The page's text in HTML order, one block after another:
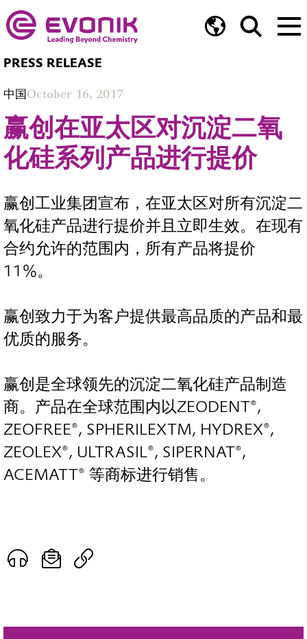
PRESS RELEASE
中国October 16, 2017
赢创在亚太区对沉淀二氧
化硅系列产品进行提价
赢创工业集团宣布，在亚太区对所有沉淀二
氧化硅产品进行提价并且立即生效。在现有
合约允许的范围内，所有产品将提价
11%。
赢创致力于为客户提供最高品质的产品和最
优质的服务。
赢创是全球领先的沉淀二氧化硅产品制造
商。产品在全球范围内以ZEODENT®,
ZEOFREE®, SPHERILEXTM, HYDREX®,
ZEOLEX®, ULTRASIL®, SIPERNAT®,
ACEMATT® 等商标进行销售。